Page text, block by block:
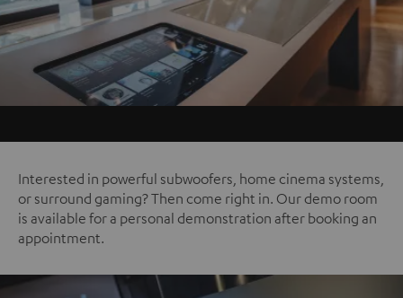
Interested in powerful subwoofers, home cinema systems,
or surround gaming? Then come right in. Our demo room
is available for a personal demonstration after booking an
appointment.